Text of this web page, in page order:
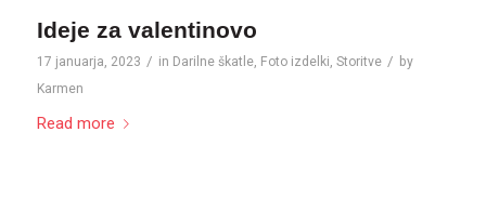
Ideje za valentinovo
17 januarja, 2023 / in Darilne škatle, Foto izdelki, Storitve / by
Karmen
Read more